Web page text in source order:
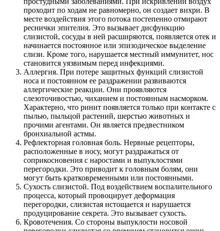
проходит по ходам не равномерно, он создает вихри. В
месте воздействия этого потока постепенно отмирают
реснички эпителия. Это вызывает дисфункцию
слизистой, сосуды в ней расширяются, появляется отек и
начинается постоянное или эпизодическое выделение
слизи. Кроме того, нарушается местный иммунитет, нос
становится уязвимым перед инфекциями.
Аллергия. При потере защитных функций слизистой
носа и постоянном ее раздражении развиваются
аллергические реакции. Они проявляются
слезоточивостью, чиханием и постоянным насморком.
Характерно, что ринит появляется только при контакте с
пылью, пыльцой растений, шерстью животных и
прочими агентами. Он является предвестником
бронхиальной астмы.
Рефлекторная головная боль. Нервные рецепторы,
расположенные в носу, могут раздражаться от
соприкосновения с наростами и выпуклостями
перегородки. Это приводит к головным болям, они
могут быть кратковременными или постоянными.
Сухость слизистой. Под воздействием воспалительного
процесса, который провоцирует деформация
перегородки, слизистая истощается и нарушается
продуцирование секрета. Это вызывает сухость.
Кровотечения. Со стороны выпуклости носовой